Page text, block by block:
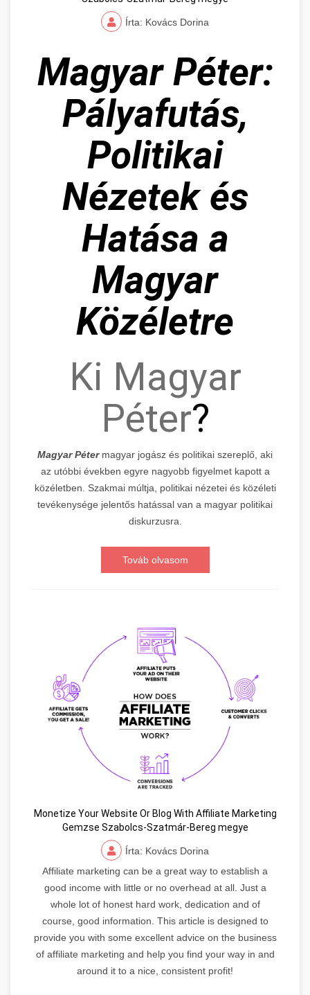
Írta: Kovács Dorina
Magyar Péter:
Pályafutás,
Politikai
Nézetek és
Hatása a
Magyar
Közéletre
Ki Magyar
Péter?
Magyar Pétermagyar jogász és politikai szereplő, aki
az utóbbi években egyre nagyobb figyelmet kapott a
közéletben. Szakmai múltja, politikai nézetei és közéleti
tevékenysége jelentős hatással van a magyar politikai
diskurzusra.
Továb olvasom
Monetize Your Website Or Blog With Affiliate Marketing
Gemzse Szabolcs-Szatmár-Bereg megye
Írta: Kovács Dorina
Affiliate marketing can be a great way to establish a
good income with little or no overhead at all. Just a
whole lot of honest hard work, dedication and of
course, good information. This article is designed to
provide you with some excellent advice on the business
of affiliate marketing and help you find your way in and
around it to a nice, consistent profit!